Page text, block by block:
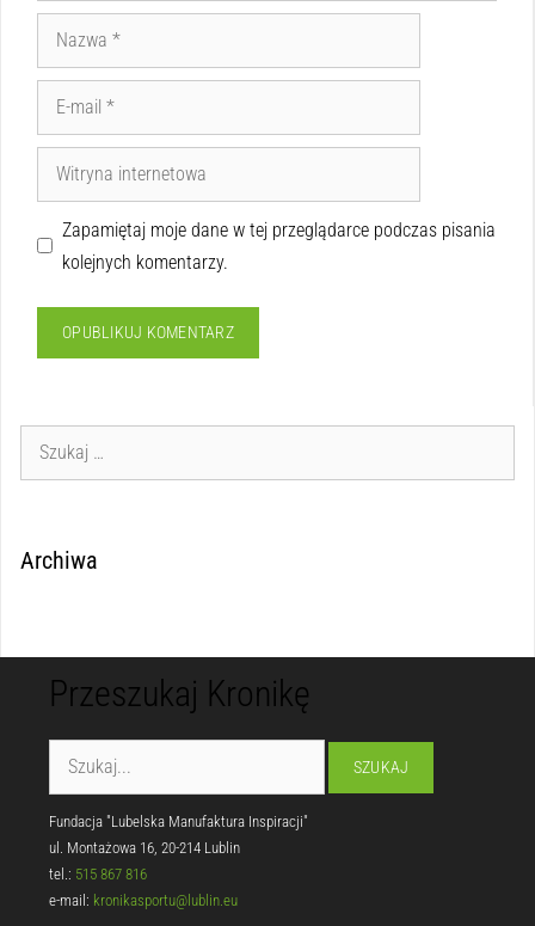
Zapamiętaj moje dane w tej przeglądarce podczas pisania
kolejnych komentarzy.
Archiwa
Przeszukaj Kronikę
Fundacja "Lubelska Manufaktura Inspiracji"
ul. Montażowa 16, 20-214 Lublin
tel.: 515 867 816
e-mail: kronikasportu@lublin.eu